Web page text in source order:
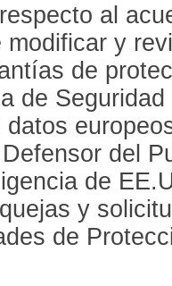
al
y
de
de
del
de
y
de